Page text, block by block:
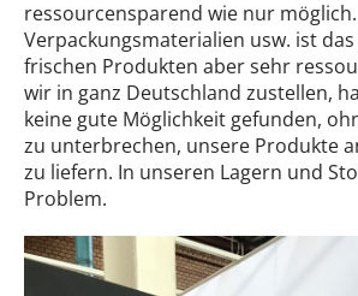
ressourcensparend wie nur
Verpackungsmaterialien usw. ist
frischen Produkten aber sehr
wir in ganz Deutschland zustellen,
keine gute Möglichkeit gefunden,
zu unterbrechen, unsere Produkte
zu liefern. In unseren Lagern und
Problem.